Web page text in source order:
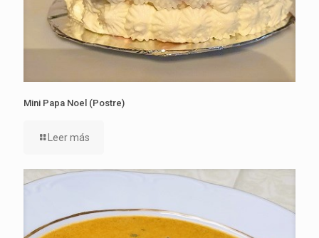
Mini Papa Noel (Postre)
Leer más